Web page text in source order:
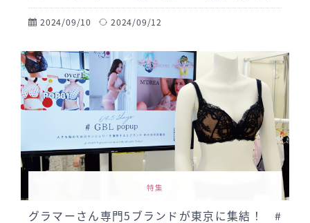
た。特に注目を集めたのは、上品なブラックレースが魅力的な
MazemeのBERYLコレクション。バストのボリュームに合わせ
た。自分にぴったりの下着を見つける喜びを体験し、フィッテ
ィングでは歓声が上がるほど！ ぜひレポート記事でじっくりチ
ェックしてみてください！ あなたも素敵な下着と出会えるはず
です。
2024/09/10 2024/09/12
特集
グラマーさん専門5ブランドが東京に集結！ #